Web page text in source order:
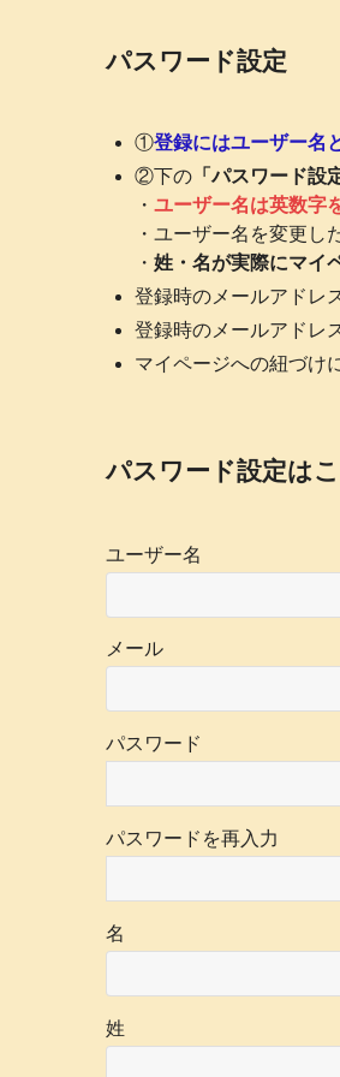
パスワード設定
①登録にはユーザー名
②下の 「パスワード
・ ユーザー名は英数字
・ユーザー名を変更し
・ 姓・名が実際にマイ
登録時のメールアドレ
登録時のメールアドレ
マイページへの紐づけ
パスワード設定は
ユーザー名
メール
パスワード
パスワードを再入力
名
姓